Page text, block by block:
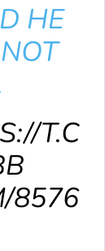
HE
T.C
8576